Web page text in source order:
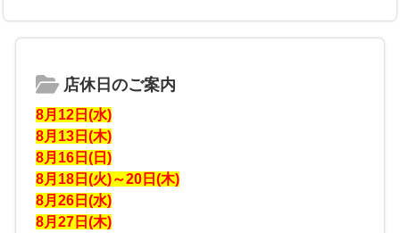
店休日のご案内
8月12日(水)
8月13日(木)
8月16日(日)
8月18日(火)～20日(木)
8月26日(水)
8月27日(木)